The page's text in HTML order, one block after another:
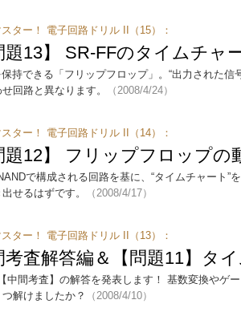
ター！ 電子回路ドリル II（15）：
題13】 SR-FFのタイムチャ
持できる「フリップフロップ」。“出力された信
回路と異なります。
（2008/4/24）
ター！ 電子回路ドリル II（14）：
題12】 フリップフロップの
で構成される回路を基に、“タイムチャート”
せるはずです。
（2008/4/17）
ター！ 電子回路ドリル II（13）：
考査解答編＆【問題11】タ
中間考査】の解答を発表します！ 基数変換やゲ
解けましたか？
（2008/4/10）